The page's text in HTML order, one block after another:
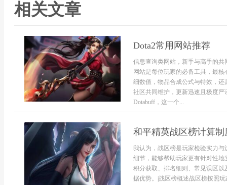
相关文章
Dota2常用网站推荐
信息查询类网站，新手与高手的
网站是每位玩家的必备工具，最
细数值，物品合成公式与特效，
社区共同维护，更新迅速且极度
Dotabuff，这一个...
和平精英战区榜计算制
我认为，战区榜是玩家检验实力
细节，能够帮助玩家更有针对性
积分获取、排名细则、常见误区
据优势。|战区榜概述战区榜按照